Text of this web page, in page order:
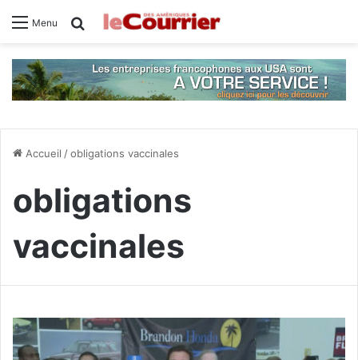
Menu Rechercher
Accueil /obligations vaccinales
obligations
vaccinales